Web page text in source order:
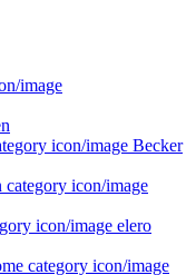
Becker
elero